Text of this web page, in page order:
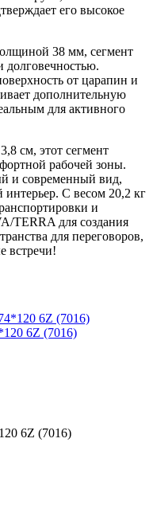
его высокое
38 мм, сегмент
долговечностью.
от царапин и
дополнительную
для активного
см, этот сегмент
рабочей зоны.
и современный вид,
С весом 20,2 кг
и
TERRA для создания
для переговоров,
встречи!
6Z (7016)
6Z (7016)